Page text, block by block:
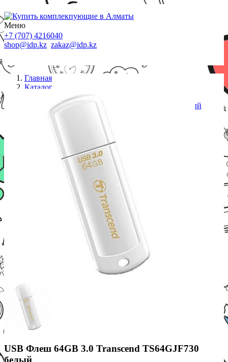
Меню
+7 (707) 4216040
shop@idp.kz zakaz@idp.kz
Главная
Каталог
USB флешки
USB Флеш 64GB 3.0 Transcend TS64GJF730 белый
USB Флеш 64GB 3.0 Transcend TS64GJF730
белый